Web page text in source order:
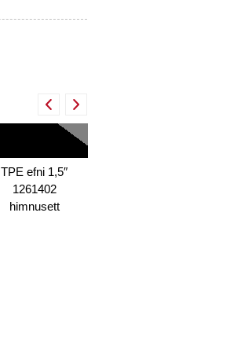
TPE efni 1,5″
1261402
himnusett